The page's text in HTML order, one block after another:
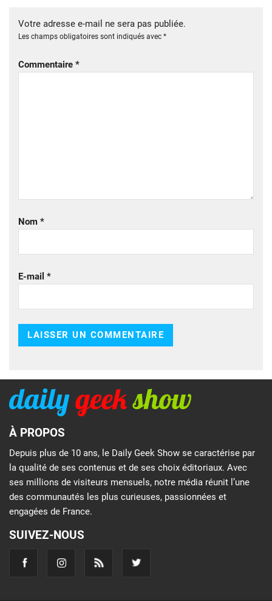
Votre adresse e-mail ne sera pas publiée.
Les champs obligatoires sont indiqués avec *
Commentaire *
Nom *
E-mail *
À PROPOS
Depuis plus de 10 ans, le Daily Geek Show se caractérise par
la qualité de ses contenus et de ses choix éditoriaux. Avec
ses millions de visiteurs mensuels, notre média réunit l’une
des communautés les plus curieuses, passionnées et
engagées de France.
SUIVEZ-NOUS